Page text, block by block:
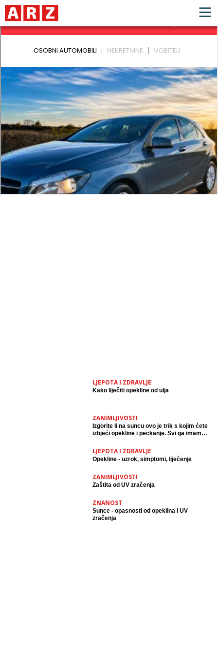
LJEPOTA I ZDRAVLJE
Kako liječiti opekline od ulja
ZANIMLJIVOSTI
Izgorite li na suncu ovo je trik s kojim ćete
izbjeći opekline i peckanje. Svi ga imamo
LJEPOTA I ZDRAVLJE
Opekline - uzrok, simptomi, liječenje
ZANIMLJIVOSTI
Zaštita od UV zračenja
ZNANOST
Sunce - opasnosti od opeklina i UV
zračenja